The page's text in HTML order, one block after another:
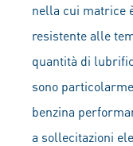
nella cui matrice
resistente alle
quantità di
sono
benzina
a sollecitazioni